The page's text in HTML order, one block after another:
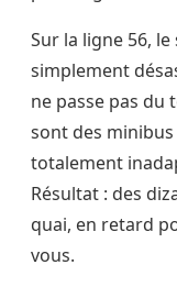
Sur la ligne 56,
simplement
ne passe pas du
sont des
totalement
Résultat : des
quai, en retard
vous.